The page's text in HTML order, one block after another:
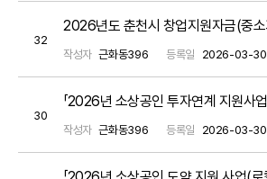
32
작성자 근화동396 등록일 2026-03-30
30
작성자 근화동396 등록일 2026-03-30